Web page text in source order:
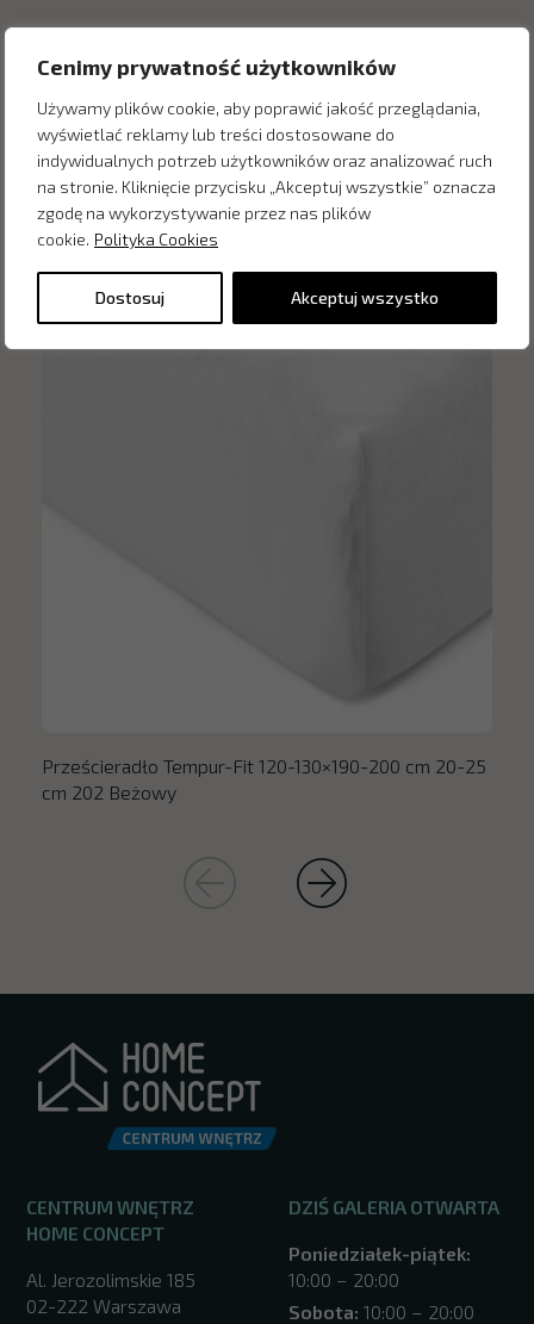
Cenimy prywatność użytkowników
Używamy plików cookie, aby poprawić jakość przeglądania,
wyświetlać reklamy lub treści dostosowane do
indywidualnych potrzeb użytkowników oraz analizować ruch
na stronie. Kliknięcie przycisku „Akceptuj wszystkie” oznacza
zgodę na wykorzystywanie przez nas plików
cookie. Polityka Cookies
Dostosuj Akceptuj wszystko
Inne produkty z kategorii
Prześcieradło Tempur-Fit 120-130×190-200 cm 20-25
cm 202 Beżowy
CENTRUM WNĘTRZ
HOME CONCEPT
Al. Jerozolimskie 185
02-222 Warszawa
DZIŚ GALERIA OTWARTA
Poniedziałek-piątek:
10:00 – 20:00
Sobota: 10:00 – 20:00